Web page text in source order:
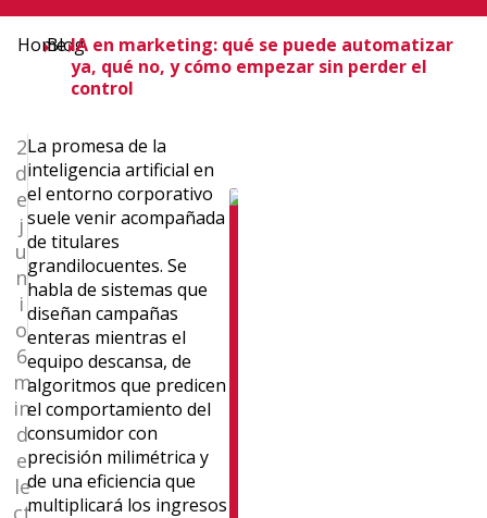
HomeBlogIA en marketing: qué se puede automatizar
ya, qué no, y cómo empezar sin perder el
control
2
d
e
j
u
n
i
o
6
m
in
d
e
le
ct
La promesa de la
inteligencia artificial en
el entorno corporativo
suele venir acompañada
de titulares
grandilocuentes. Se
habla de sistemas que
diseñan campañas
enteras mientras el
equipo descansa, de
algoritmos que predicen
el comportamiento del
consumidor con
precisión milimétrica y
de una eficiencia que
multiplicará los ingresos